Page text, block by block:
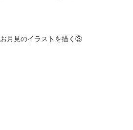
お月見のイラストを描く③